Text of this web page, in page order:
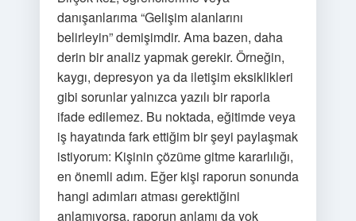
danışanlarıma “Gelişim alanlarını
belirleyin” demişimdir. Ama bazen, daha
derin bir analiz yapmak gerekir. Örneğin,
kaygı, depresyon ya da iletişim eksiklikleri
gibi sorunlar yalnızca yazılı bir raporla
ifade edilemez. Bu noktada, eğitimde veya
iş hayatında fark ettiğim bir şeyi paylaşmak
istiyorum: Kişinin çözüme gitme kararlılığı,
en önemli adım. Eğer kişi raporun sonunda
hangi adımları atması gerektiğini
anlamıyorsa, raporun anlamı da yok